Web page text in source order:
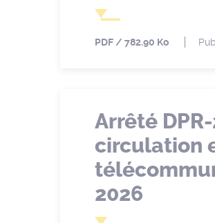
PDF 782.90 Ko
Arrêté
circulation
2026